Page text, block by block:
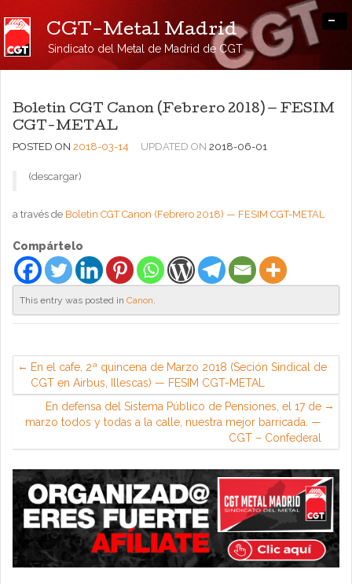
CGT-Metal Madrid
Sindicato del Metal de Madrid de CGT
-
Boletin CGT Canon (Febrero 2018) — FESIM
CGT-METAL
POSTED ON 2018-03-14 UPDATED ON 2018-06-01
(descargar)
a través de Boletin CGT Canon (Febrero 2018) — FESIM CGT-METAL
Compártelo
This entry was posted in Canon.
En el cafe, 2ª quincena de Marzo 2018 (Seción Sindical de
CGT en Airbus, Illescas) — FESIM CGT-METAL
En defensa del Sistema Público de Pensiones, el 17 de
marzo todos y todas a la calle, nuestra mejor barricada. —
CGT – Confederal